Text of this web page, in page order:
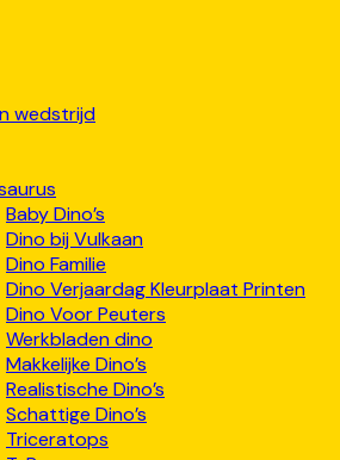
wedstrijd
Baby Dino’s
Dino bij Vulkaan
Dino Familie
Dino Verjaardag Kleurplaat Printen
Dino Voor Peuters
Werkbladen dino
Makkelijke Dino’s
Realistische Dino’s
Schattige Dino’s
Triceratops